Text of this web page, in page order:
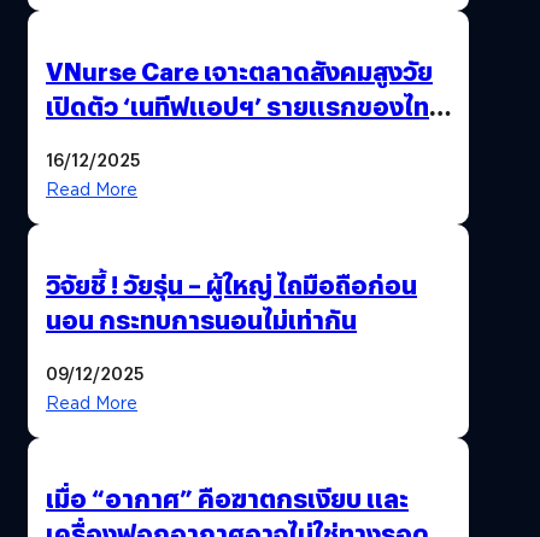
VNurse Care เจาะตลาดสังคมสูงวัย
เปิดตัว ‘เนทีฟแอปฯ’ รายแรกของไทย
จบในที่เดียว
16/12/2025
Read More
วิจัยชี้ ! วัยรุ่น – ผู้ใหญ่ ไถมือถือก่อน
นอน กระทบการนอนไม่เท่ากัน
09/12/2025
Read More
เมื่อ “อากาศ” คือฆาตกรเงียบ และ